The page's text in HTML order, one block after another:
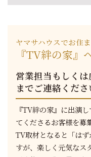
ヤマサハウスでお住
『TV絆の家』
営業担当もしく
までご連絡くださ
『TV絆の家』に出演
てくださるお客様を募
TV取材となると「は
すが、楽しく元気なス